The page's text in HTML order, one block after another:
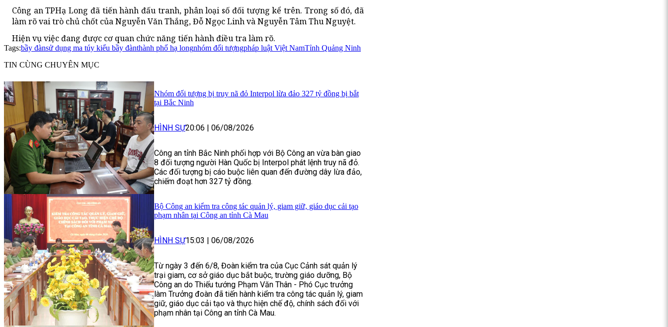
Công an TPHạ Long đã tiến hành đấu tranh, phân loại số đối tượng kể trên. Trong số đó, đã
làm rõ vai trò chủ chốt của Nguyễn Văn Thắng, Đỗ Ngọc Linh và Nguyễn Tâm Thu Nguyệt.
Hiện vụ việc đang được cơ quan chức năng tiến hành điều tra làm rõ.
Tags:bầy đànsử dụng ma túy kiểu bầy đànthành phố hạ longnhóm đối tượngpháp luật Việt NamTỉnh Quảng Ninh
TIN CÙNG CHUYÊN MỤC
Nhóm đối tượng bị truy nã đỏ Interpol lừa đảo 327 tỷ đồng bị bắt
tại Bắc Ninh
HÌNH SỰ20:06 | 06/08/2026
Công an tỉnh Bắc Ninh phối hợp với Bộ Công an vừa bàn giao
8 đối tượng người Hàn Quốc bị Interpol phát lệnh truy nã đỏ.
Các đối tượng bị cáo buộc liên quan đến đường dây lừa đảo,
chiếm đoạt hơn 327 tỷ đồng.
Bộ Công an kiểm tra công tác quản lý, giam giữ, giáo dục cải tạo
phạm nhân tại Công an tỉnh Cà Mau
HÌNH SỰ15:03 | 06/08/2026
Từ ngày 3 đến 6/8, Đoàn kiểm tra của Cục Cảnh sát quản lý
trại giam, cơ sở giáo dục bắt buộc, trường giáo dưỡng, Bộ
Công an do Thiếu tướng Phạm Văn Thân - Phó Cục trưởng
làm Trưởng đoàn đã tiến hành kiểm tra công tác quản lý, giam
giữ, giáo dục cải tạo và thực hiện chế độ, chính sách đối với
phạm nhân tại Công an tỉnh Cà Mau.